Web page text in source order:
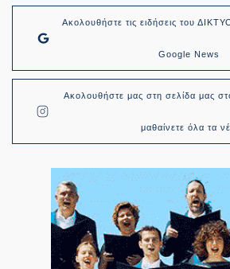
Ακολουθήστε τις ειδήσεις του
Google News
Ακολουθήστε μας στη σελίδα μας
μαθαίνετε όλα τα